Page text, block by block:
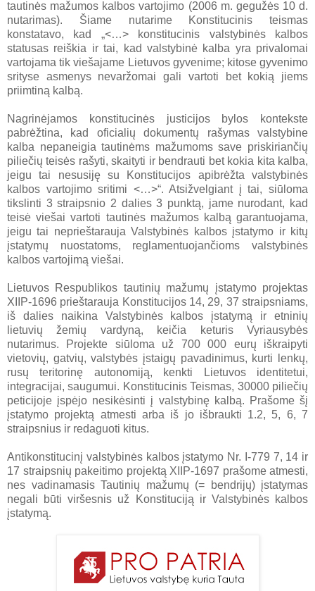
tautinės mažumos kalbos vartojimo (2006 m. gegužės 10 d.
nutarimas). Šiame nutarime Konstitucinis teismas
konstatavo, kad „<…> konstitucinis valstybinės kalbos
statusas reiškia ir tai, kad valstybinė kalba yra privalomai
vartojama tik viešajame Lietuvos gyvenime; kitose gyvenimo
srityse asmenys nevaržomai gali vartoti bet kokią jiems
priimtiną kalbą.
Nagrinėjamos konstitucinės justicijos bylos kontekste
pabrėžtina, kad oficialių dokumentų rašymas valstybine
kalba nepaneigia tautinėms mažumoms save priskiriančių
piliečių teisės rašyti, skaityti ir bendrauti bet kokia kita kalba,
jeigu tai nesusiję su Konstitucijos apibrėžta valstybinės
kalbos vartojimo sritimi <…>“. Atsižvelgiant į tai, siūloma
tikslinti 3 straipsnio 2 dalies 3 punktą, jame nurodant, kad
teisė viešai vartoti tautinės mažumos kalbą garantuojama,
jeigu tai neprieštarauja Valstybinės kalbos įstatymo ir kitų
įstatymų nuostatoms, reglamentuojančioms valstybinės
kalbos vartojimą viešai.
Lietuvos Respublikos tautinių mažumų įstatymo projektas
XIIP-1696 prieštarauja Konstitucijos 14, 29, 37 straipsniams,
iš dalies naikina Valstybinės kalbos įstatymą ir etninių
lietuvių žemių vardyną, keičia keturis Vyriausybės
nutarimus. Projekte siūloma už 700 000 eurų iškraipyti
vietovių, gatvių, valstybės įstaigų pavadinimus, kurti lenkų,
rusų teritorinę autonomiją, kenkti Lietuvos identitetui,
integracijai, saugumui. Konstitucinis Teismas, 30000 piliečių
peticijoje įspėjo nesikėsinti į valstybinę kalbą. Prašome šį
įstatymo projektą atmesti arba iš jo išbraukti 1.2, 5, 6, 7
straipsnius ir redaguoti kitus.
Antikonstitucinį valstybinės kalbos įstatymo Nr. I-779 7, 14 ir
17 straipsnių pakeitimo projektą XIIP-1697 prašome atmesti,
nes vadinamasis Tautinių mažumų (= bendrijų) įstatymas
negali būti viršesnis už Konstituciją ir Valstybinės kalbos
įstatymą.